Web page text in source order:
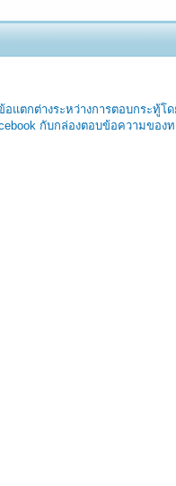
อแตกต่างระหว่างการตอบกระทู้โ
กับกล่องตอบข้อความของท